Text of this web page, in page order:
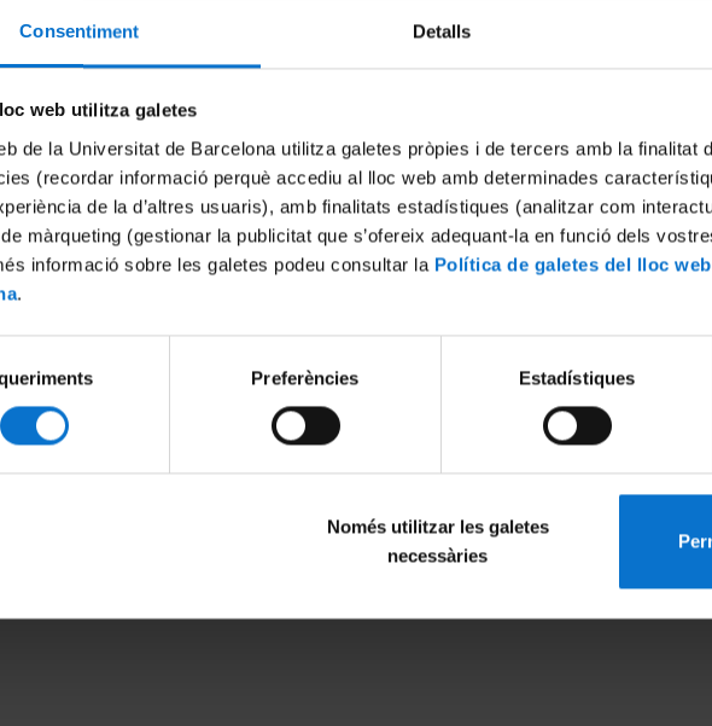
Consentiment Detalls
web utilitza galetes
de la Universitat de Barcelona utilitza galetes pròpies i de tercers amb la finalitat
(recordar informació perquè accediu al lloc web amb determinades
de la d’altres usuaris), amb finalitats estadístiques (analitzar com
màrqueting (gestionar la publicitat que s’ofereix adequant-la en funció dels
informació sobre les galetes podeu consultar la Política de galetes del lloc
.
Preferències Estadístiques
Només utilitzar les galetes
necessàries
Política de Cookies
Sobre UBtv